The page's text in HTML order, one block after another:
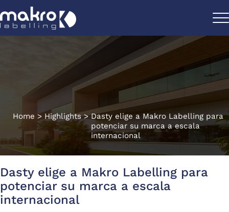
Home > Highlights > Dasty elige a Makro Labelling para
potenciar su marca a escala
internacional
Dasty elige a Makro Labelling para
potenciar su marca a escala
internacional